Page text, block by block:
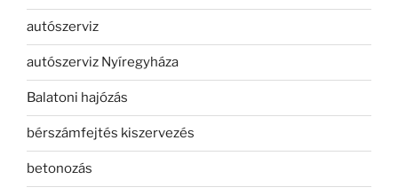
autószerviz
autószerviz Nyíregyháza
Balatoni hajózás
bérszámfejtés kiszervezés
betonozás